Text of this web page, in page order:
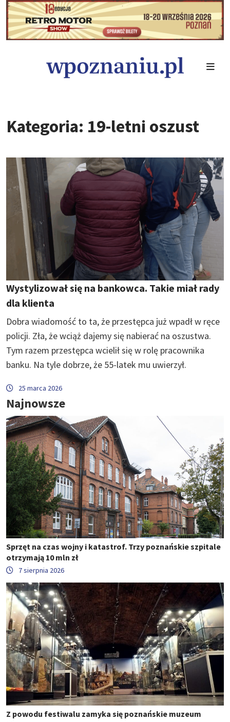
Kategoria: 19-letni oszust
Wystylizował się na bankowca. Takie miał rady
dla klienta
Dobra wiadomość to ta, że przestępca już wpadł w ręce
policji. Zła, że wciąż dajemy się nabierać na oszustwa.
Tym razem przestępca wcielił się w rolę pracownika
banku. Na tyle dobrze, że 55-latek mu uwierzył.
25 marca 2026
Najnowsze
Sprzęt na czas wojny i katastrof. Trzy poznańskie szpitale
otrzymają 10 mln zł
7 sierpnia 2026
Z powodu festiwalu zamyka się poznańskie muzeum